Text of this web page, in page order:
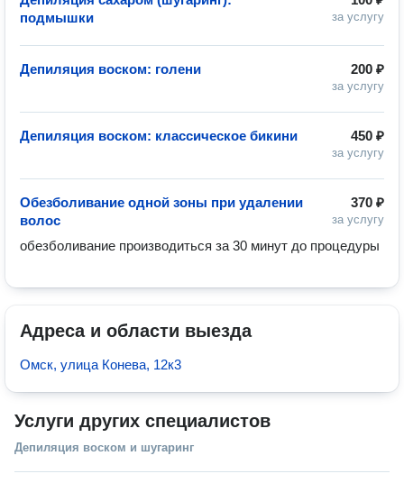
за услугу
подмышки
200 ₽
за услугу
Депиляция воском: голени
450 ₽
за услугу
Депиляция воском: классическое бикини
370 ₽
за услугу
Обезболивание одной зоны при удалении
волос
обезболивание производиться за 30 минут до процедуры
Адреса и области выезда
Омск, улица Конева, 12к3
Услуги других специалистов
Депиляция воском и шугаринг